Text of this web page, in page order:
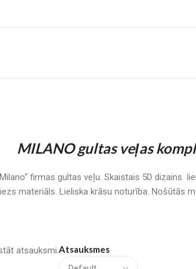
MILANO gultas veļas
firmas gultas veļu. Skaistais 5D dizains
materiāls. Lieliska krāsu noturība. Nošūtās
Atsauksmes
atsauksmi.